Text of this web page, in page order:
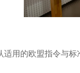
适用的欧盟指令与标